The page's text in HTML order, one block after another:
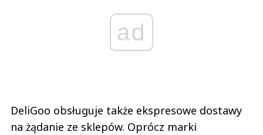
ad
DeliGoo obsługuje także ekspresowe dostawy
na żądanie ze sklepów. Oprócz marki